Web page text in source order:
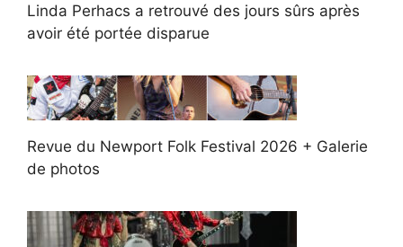
Linda Perhacs a retrouvé des jours sûrs après
avoir été portée disparue
Revue du Newport Folk Festival 2026 + Galerie
de photos